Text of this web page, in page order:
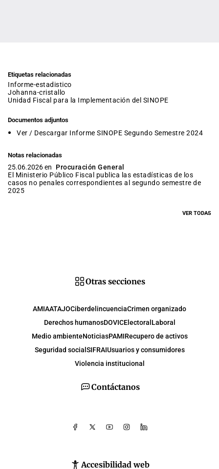
Etiquetas relacionadas
informe-estadistico
johanna-cristallo
Unidad Fiscal para la Implementación del SINOPE
Documentos adjuntos
Ver / Descargar Informe SINOPE Segundo Semestre 2024
Notas relacionadas
25.06.2026 en
Procuración General
El Ministerio Público Fiscal publica las estadísticas de los
casos no penales correspondientes al segundo semestre de
2025
VER TODAS
Contáctanos
Accesibilidad web
Otras secciones
AMIAATAJOCiberdelincuenciaCrimen organizado
Derechos humanosDOVICElectoral Laboral
Medio ambienteNoticiasPAMIRecupero de activos
Seguridad social SIFRAIUsuarios y consumidores
Violencia institucional